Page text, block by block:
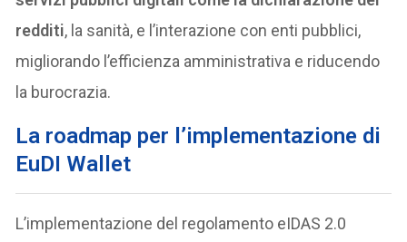
redditi, la sanità, e l’interazione con enti pubblici,
migliorando l’efficienza amministrativa e riducendo
la burocrazia.
La roadmap per l’implementazione di
EuDI Wallet
L’implementazione del regolamento eIDAS 2.0